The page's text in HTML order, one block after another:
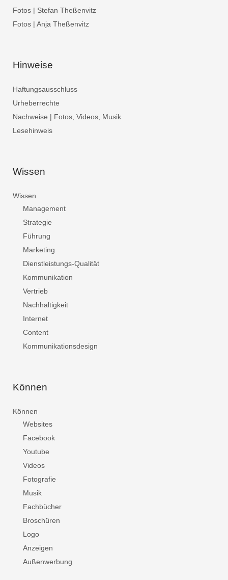
Fotos | Stefan Theßenvitz
Fotos | Anja Theßenvitz
Hinweise
Haftungsausschluss
Urheberrechte
Nachweise | Fotos, Videos, Musik
Lesehinweis
Wissen
Wissen
Management
Strategie
Führung
Marketing
Dienstleistungs-Qualität
Kommunikation
Vertrieb
Nachhaltigkeit
Internet
Content
Kommunikationsdesign
Können
Können
Websites
Facebook
Youtube
Videos
Fotografie
Musik
Fachbücher
Broschüren
Logo
Anzeigen
Außenwerbung